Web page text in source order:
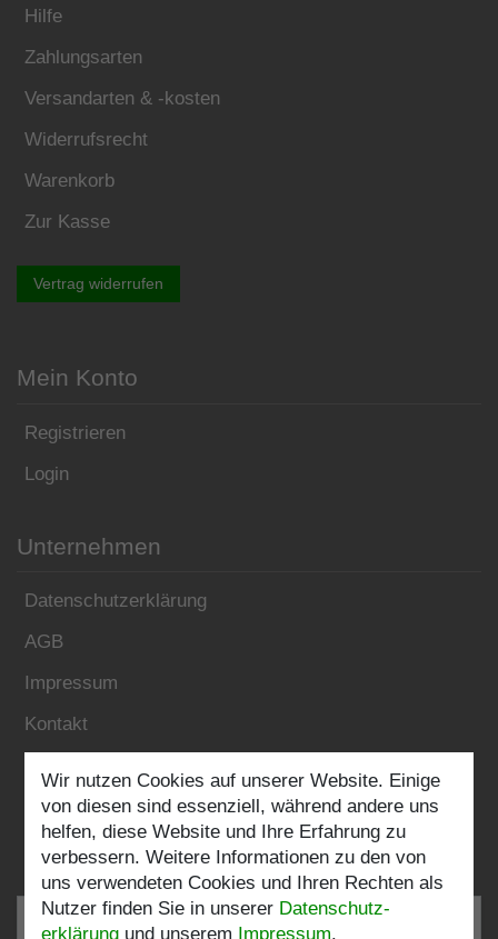
Hilfe
Zahlungsarten
Versandarten & -kosten
Widerrufsrecht
Warenkorb
Zur Kasse
Vertrag widerrufen
Mein Konto
Registrieren
Login
Unternehmen
Datenschutzerklärung
AGB
Impressum
Kontakt
Folgen Sie uns:
Wir nutzen Cookies auf unserer Website. Einige
von diesen sind essenziell, während andere uns
helfen, diese Website und Ihre Erfahrung zu
verbessern. Weitere Informationen zu den von
uns verwendeten Cookies und Ihren Rechten als
Nutzer finden Sie in unserer Daten­schutz­
erklärung und unserem Impressum.